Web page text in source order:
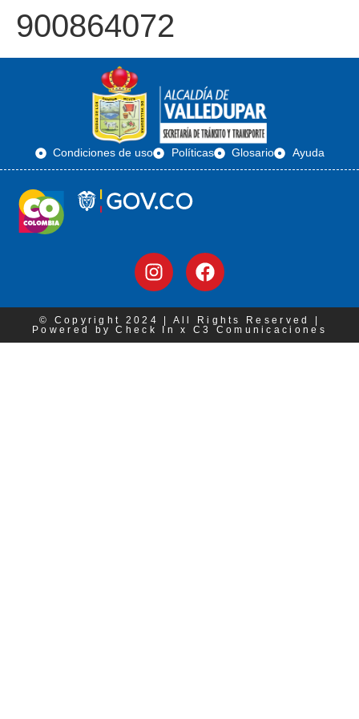
900864072
Condiciones de uso Políticas Glosario Ayuda
© Copyright 2024 | All Rights Reserved |
Powered by Check In x C3 Comunicaciones